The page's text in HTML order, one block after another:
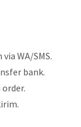
WA/SMS.
bank.